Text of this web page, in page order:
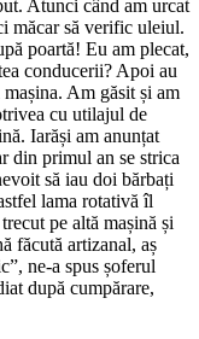
Atunci când am urcat
măcar să verific uleiul.
poartă! Eu am plecat,
conducerii? Apoi au
Am găsit și am
cu utilajul de
Iarăși am anunțat
din primul an se strica
să iau doi bărbați
lama rotativă îl
pe altă mașină și
făcută artizanal, aș
ne-a spus șoferul
după cumpărare,